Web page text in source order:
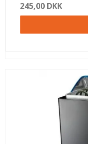
245,00 DKK